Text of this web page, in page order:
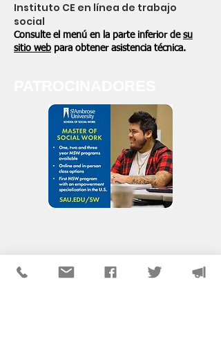
Instituto CE en línea de trabajo
social
Consulte el menú en la parte inferior de su
sitio web para obtener asistencia técnica.